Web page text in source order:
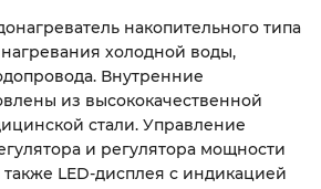
накопительного типа
холодной воды,
Внутренние
из высококачественной
стали. Управление
и регулятора мощности
также LED-дисплея с индикацией